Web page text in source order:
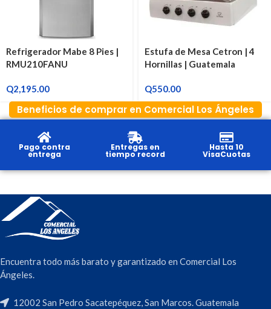
Refrigerador Mabe 8 Pies |
RMU210FANU
Q2,195.00
Estufa de Mesa Cetron | 4
Hornillas | Guatemala
Q550.00
Beneficios de comprar en Comercial Los Ángeles
Pago contra
entrega
Entregas en
tiempo record
Hasta 10
VisaCuotas
Encuentra todo más barato y garantizado en Comercial Los
Ángeles.
12002 San Pedro Sacatepéquez, San Marcos. Guatemala